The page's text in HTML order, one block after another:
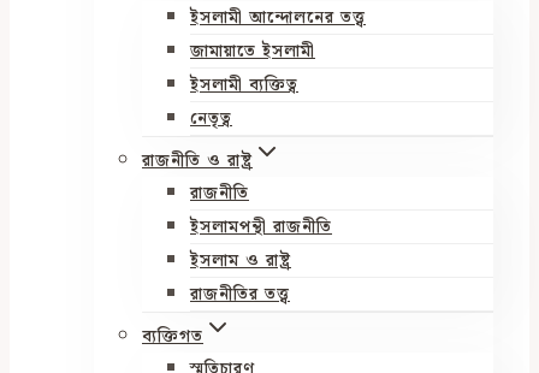
ইসলামী আন্দোলনের তত্ত্ব
জামায়াতে ইসলামী
ইসলামী ব্যক্তিত্ব
নেতৃত্ব
রাজনীতি ও রাষ্ট্র
রাজনীতি
ইসলামপন্থী রাজনীতি
ইসলাম ও রাষ্ট্র
রাজনীতির তত্ত্ব
ব্যক্তিগত